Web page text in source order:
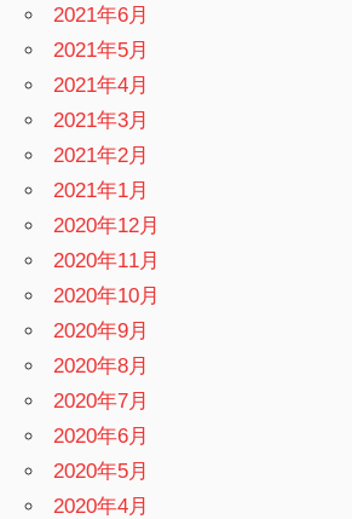
2021年6月
2021年5月
2021年4月
2021年3月
2021年2月
2021年1月
2020年12月
2020年11月
2020年10月
2020年9月
2020年8月
2020年7月
2020年6月
2020年5月
2020年4月